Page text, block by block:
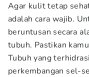
Agar kulit tetap
adalah cara wajib.
beruntusan secara
tubuh. Pastikan
Tubuh yang
perkembangan sel-